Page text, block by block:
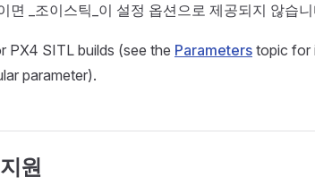
면 _조이스틱_이 설정 옵션으로 제공되지 않습
PX4 SITL builds (see the Parameters topic for
parameter).
원